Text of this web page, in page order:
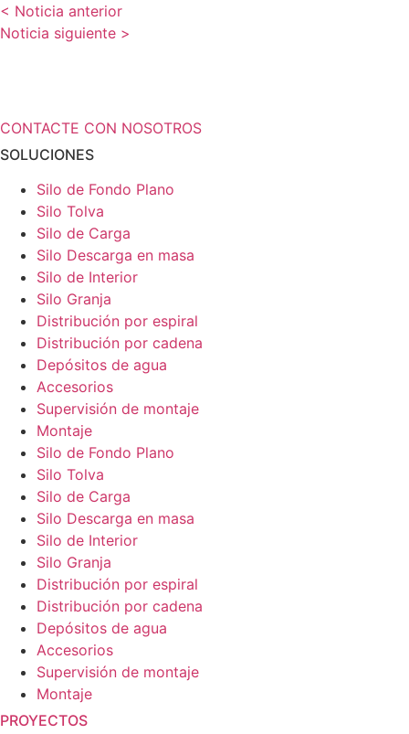
< Noticia anterior
Noticia siguiente >
CONTACTE CON NOSOTROS
SOLUCIONES
Silo de Fondo Plano
Silo Tolva
Silo de Carga
Silo Descarga en masa
Silo de Interior
Silo Granja
Distribución por espiral
Distribución por cadena
Depósitos de agua
Accesorios
Supervisión de montaje
Montaje
Silo de Fondo Plano
Silo Tolva
Silo de Carga
Silo Descarga en masa
Silo de Interior
Silo Granja
Distribución por espiral
Distribución por cadena
Depósitos de agua
Accesorios
Supervisión de montaje
Montaje
PROYECTOS